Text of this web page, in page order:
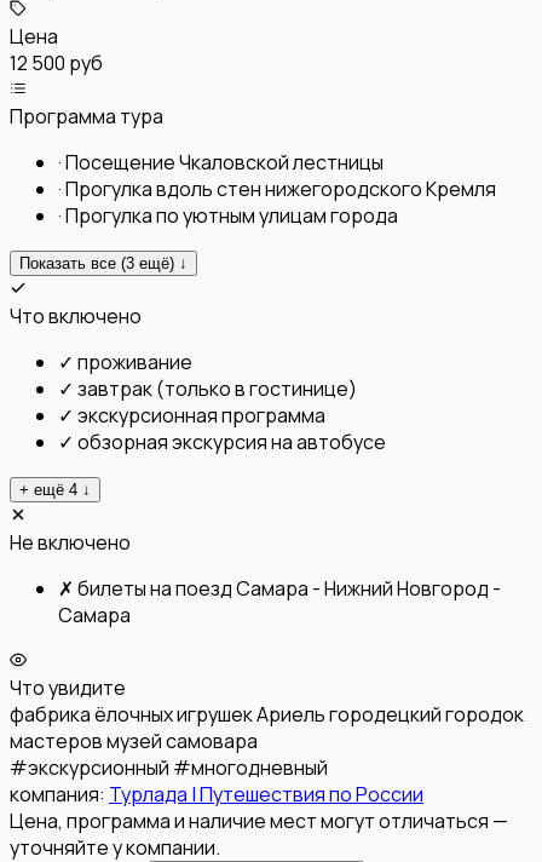
Цена
12 500 руб
Программа тура
·Посещение Чкаловской лестницы
·Прогулка вдоль стен нижегородского Кремля
·Прогулка по уютным улицам города
Показать все (3 ещё) ↓
Что включено
✓ проживание
✓ завтрак (только в гостинице)
✓ экскурсионная программа
✓ обзорная экскурсия на автобусе
+ ещё 4 ↓
Не включено
✗ билеты на поезд Самара - Нижний Новгород -
Самара
Что увидите
фабрика ёлочных игрушек Ариельгородецкий городок
мастеровмузей самовара
#экскурсионный #многодневный
компания: Турлада | Путешествия по России
Цена, программа и наличие мест могут отличаться —
уточняйте у компании.